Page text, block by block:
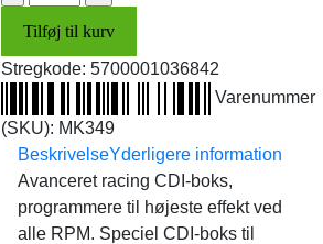
boks
(MK
Performance)
Tilføj til kurv
Stregkode: 5700001036842
Varenummer
(SKU): MK349
BeskrivelseYderligere information
Avanceret racing CDI-boks,
programmere til højeste effekt ved
alle RPM. Speciel CDI-boks til